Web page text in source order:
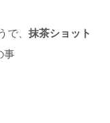
で、 抹茶ショット
事